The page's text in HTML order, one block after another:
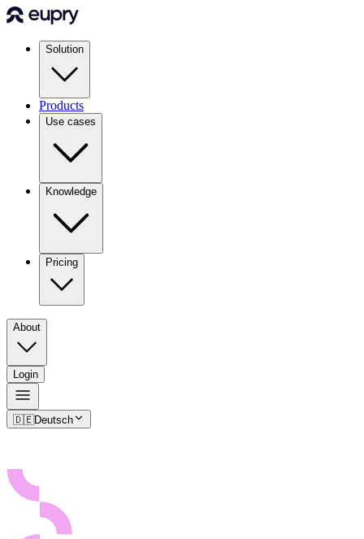
Solution
Products
Use cases
Knowledge
Pricing
About
Login
🇩🇪Deutsch